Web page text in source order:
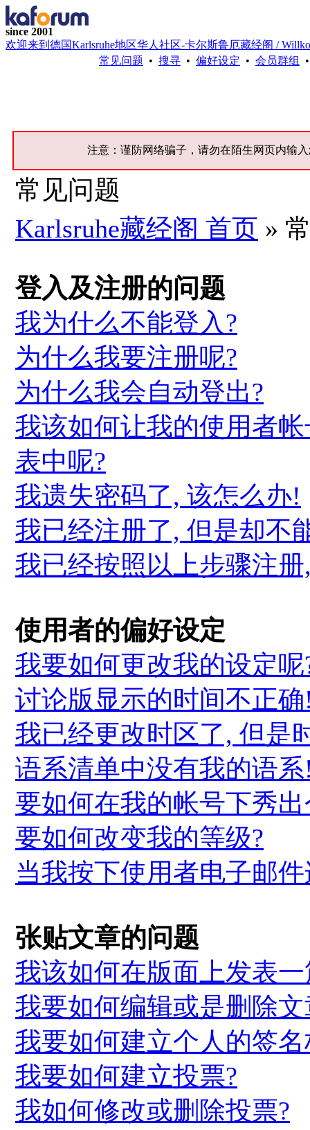
since 2001
欢迎来到德国Karlsruhe地区华人社区-卡尔斯鲁厄藏经阁 /
常见问题 • 搜寻 • 偏好设定 • 会员群组
注意：谨防网络骗子，请勿在陌生网页内输
常见问题
Karlsruhe藏经阁 首页 »
登入及注册的问题
我为什么不能登入?
为什么我要注册呢?
为什么我会自动登出?
我该如何让我的使用者
表中呢?
我遗失密码了, 该怎么办!
我已经注册了, 但是却不
我已经按照以上步骤注
使用者的偏好设定
我要如何更改我的设定呢
讨论版显示的时间不正
我已经更改时区了, 但是
语系清单中没有我的语
要如何在我的帐号下秀
要如何改变我的等级?
当我按下使用者电子邮
张贴文章的问题
我该如何在版面上发表
我要如何编辑或是删除文
我要如何建立个人的签名
我要如何建立投票?
我如何修改或删除投票?